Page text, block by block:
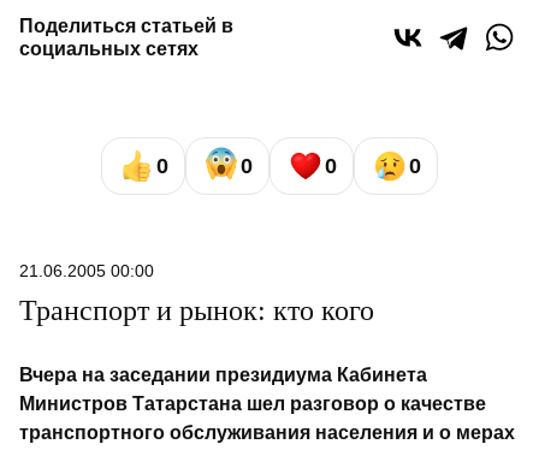
Поделиться статьей в
социальных сетях
0 0 0 0
21.06.2005 00:00
Транспорт и рынок: кто кого
Вчера на заседании президиума Кабинета
Министров Татарстана шел разговор о качестве
транспортного обслуживания населения и о мерах